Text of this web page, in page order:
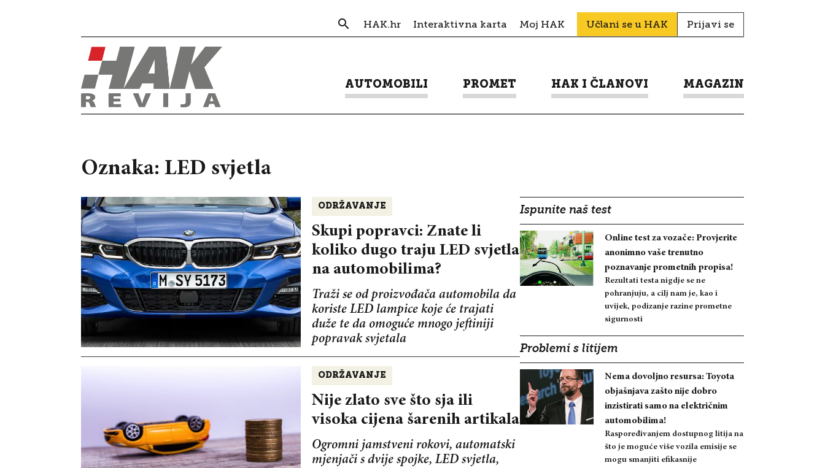
HAK.hr Interaktivna karta Moj HAK Učlani se u HAK Prijavi se
AUTOMOBILI PROMET HAK I ČLANOVI MAGAZIN
Oznaka: LED svjetla
ODRŽAVANJE
Skupi popravci: Znate li
koliko dugo traju LED svjetla
na automobilima?
Traži se od proizvođača automobila da
koriste LED lampice koje će trajati
duže te da omoguće mnogo jeftiniji
popravak svjetala
ODRŽAVANJE
Nije zlato sve što sja ili
visoka cijena šarenih artikala
Ogromni jamstveni rokovi, automatski
mjenjači s dvije spojke, LED svjetla,
Ispunite naš test
Online test za vozače: Provjerite
anonimno vaše trenutno
poznavanje prometnih propisa!
Rezultati testa nigdje se ne
pohranjuju, a cilj nam je, kao i
uvijek, podizanje razine prometne
sigurnosti
Problemi s litijem
Nema dovoljno resursa: Toyota
objašnjava zašto nije dobro
inzistirati samo na električnim
automobilima!
Raspoređivanjem dostupnog litija na
što je moguće više vozila emisije se
mogu smanjiti efikasnije